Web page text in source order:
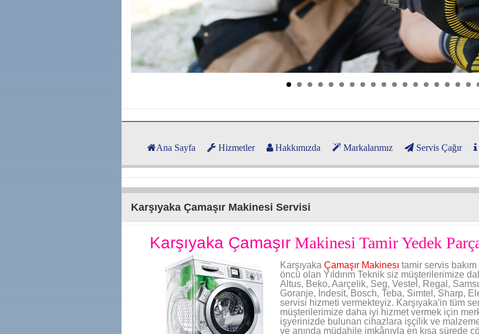
Ana Sayfa Hizmetler Hakkımızda Markalarımız Servis Çağır
Karşıyaka Çamaşır Makinesi Servisi
Karşıyaka Çamaşır Makinesi Tamir Yedek
Karşıyaka Çamaşır Makinesı tamir servis
öncü olan Yıldırım Teknik siz müşterilerimize
Altus, Beko, Aarçelik, Seg, Vestel, Regal,
Goranje, İndesit, Bosch, Teba, Simtel, Sharp,
servisi hizmeti vermekteyiz. Karşıyaka'in tüm
müşterilerimize daha iyi hizmet vermek için
işyerinizde bulunan cihazlara işçilik ve
ve anında müdahile imkânıyla en kısa sürede